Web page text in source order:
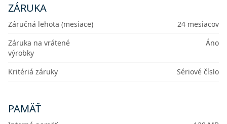
ZÁRUKA
Záručná lehota (mesiace)
24 mesiacov
Záruka na vrátené
výrobky
Áno
Kritériá záruky Sériové číslo
PAMÄŤ